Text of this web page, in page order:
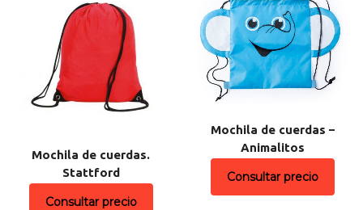
Mochila de cuerdas.
Stattford
Consultar precio
Mochila de cuerdas –
Animalitos
Consultar precio